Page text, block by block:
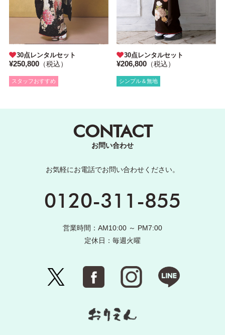
30点レンタルセット
¥250,800（税込）
スタッフおすすめ
30点レンタルセット
¥206,800 （税込）
シンプル＆無地
CONTACT
お問い合わせ
お気軽にお電話でお問い合わせください。
0120-311-855
営業時間：AM10:00 ～ PM7:00
定休日：毎週火曜